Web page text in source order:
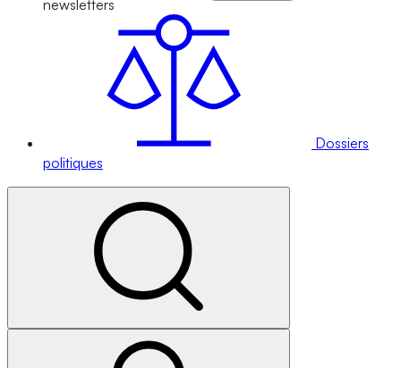
newsletters
Dossiers
politiques